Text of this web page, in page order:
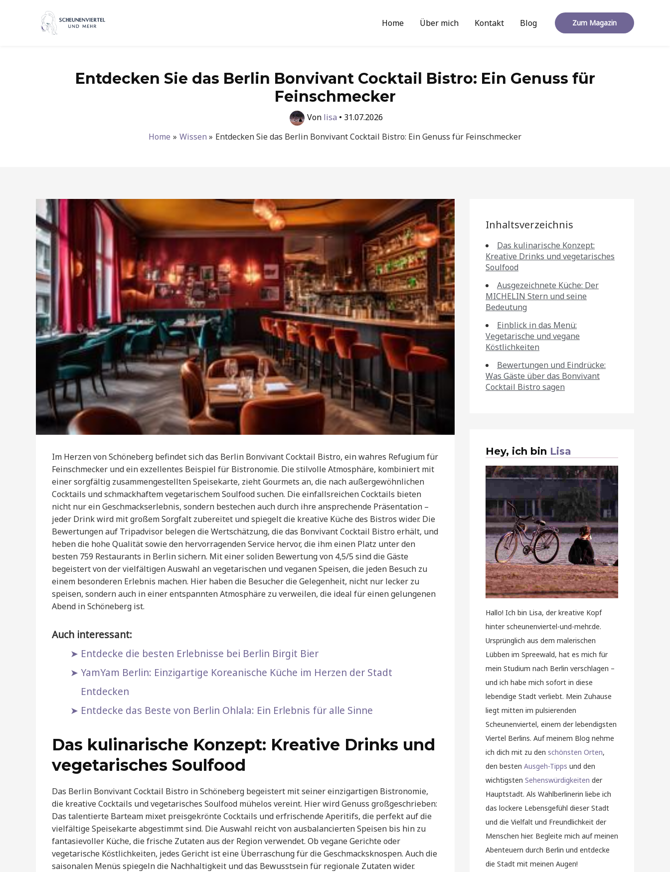
Home Über mich Kontakt Blog Zum Magazin
Entdecken Sie das Berlin Bonvivant Cocktail Bistro: Ein Genuss für
Feinschmecker
Von lisa • 31.07.2026
Home
Wissen Entdecken Sie das Berlin Bonvivant Cocktail Bistro: Ein Genuss für Feinschmecker
Im Herzen von Schöneberg befindet sich das Berlin Bonvivant Cocktail Bistro, ein wahres Refugium für
Feinschmecker und ein exzellentes Beispiel für Bistronomie. Die stilvolle Atmosphäre, kombiniert mit
einer sorgfältig zusammengestellten Speisekarte, zieht Gourmets an, die nach außergewöhnlichen
Cocktails und schmackhaftem vegetarischem Soulfood suchen. Die einfallsreichen Cocktails bieten
nicht nur ein Geschmackserlebnis, sondern bestechen auch durch ihre ansprechende Präsentation –
jeder Drink wird mit großem Sorgfalt zubereitet und spiegelt die kreative Küche des Bistros wider. Die
Bewertungen auf Tripadvisor belegen die Wertschätzung, die das Bonvivant Cocktail Bistro erhält, und
heben die hohe Qualität sowie den hervorragenden Service hervor, die ihm einen Platz unter den
besten 759 Restaurants in Berlin sichern. Mit einer soliden Bewertung von 4,5/5 sind die Gäste
begeistert von der vielfältigen Auswahl an vegetarischen und veganen Speisen, die jeden Besuch zu
einem besonderen Erlebnis machen. Hier haben die Besucher die Gelegenheit, nicht nur lecker zu
speisen, sondern auch in einer entspannten Atmosphäre zu verweilen, die ideal für einen gelungenen
Abend in Schöneberg ist.
Auch interessant:
Entdecke die besten Erlebnisse bei Berlin Birgit Bier
YamYam Berlin: Einzigartige Koreanische Küche im Herzen der Stadt
Entdecken
Entdecke das Beste von Berlin Ohlala: Ein Erlebnis für alle Sinne
Das kulinarische Konzept: Kreative Drinks und
vegetarisches Soulfood
Das Berlin Bonvivant Cocktail Bistro in Schöneberg begeistert mit seiner einzigartigen Bistronomie,
die kreative Cocktails und vegetarisches Soulfood mühelos vereint. Hier wird Genuss großgeschrieben:
Das talentierte Barteam mixet preisgekrönte Cocktails und erfrischende Aperitifs, die perfekt auf die
vielfältige Speisekarte abgestimmt sind. Die Auswahl reicht von ausbalancierten Speisen bis hin zu
fantasievoller Küche, die frische Zutaten aus der Region verwendet. Ob vegane Gerichte oder
vegetarische Köstlichkeiten, jedes Gericht ist eine Überraschung für die Geschmacksknospen. Auch die
saisonalen Menüs spiegeln die Nachhaltigkeit und das Bewusstsein für regionale Zutaten wider.
Inhaltsverzeichnis
Das kulinarische Konzept:
Kreative Drinks und vegetarisches
Soulfood
Ausgezeichnete Küche: Der
MICHELIN Stern und seine
Bedeutung
Einblick in das Menü:
Vegetarische und vegane
Köstlichkeiten
Bewertungen und Eindrücke:
Was Gäste über das Bonvivant
Cocktail Bistro sagen
Hey, ich bin Lisa
Hallo! Ich bin Lisa, der kreative Kopf
hinter scheunenviertel-und-mehr.de.
Ursprünglich aus dem malerischen
Lübben im Spreewald, hat es mich für
mein Studium nach Berlin verschlagen –
und ich habe mich sofort in diese
lebendige Stadt verliebt. Mein Zuhause
liegt mitten im pulsierenden
Scheunenviertel, einem der lebendigsten
Viertel Berlins. Auf meinem Blog nehme
ich dich mit zu den schönsten Orten,
den besten Ausgeh-Tipps und den
wichtigsten Sehenswürdigkeiten der
Hauptstadt. Als Wahlberlinerin liebe ich
das lockere Lebensgefühl dieser Stadt
und die Vielfalt und Freundlichkeit der
Menschen hier. Begleite mich auf meinen
Abenteuern durch Berlin und entdecke
die Stadt mit meinen Augen!